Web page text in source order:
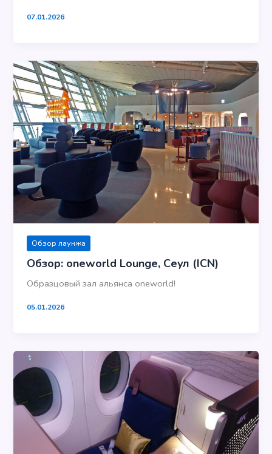
07.01.2026
Обзор лаунжа
Обзор: oneworld Lounge, Сеул (ICN)
Образцовый зал альянса oneworld!
05.01.2026